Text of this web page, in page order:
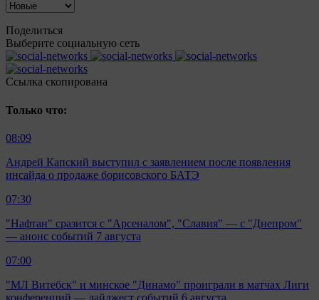
Поделиться
Выберите социальную сеть
Ccылка скопирована
Только что:
08:09
Андрей Капский выступил с заявлением после появления
инсайда о продаже борисовского БАТЭ
07:30
"Нафтан" сразится с "Арсеналом", "Славия" — с "Днепром"
— анонс событий 7 августа
07:00
"МЛ Витебск" и минское "Динамо" проиграли в матчах Лиги
конференций — дайджест событий 6 августа